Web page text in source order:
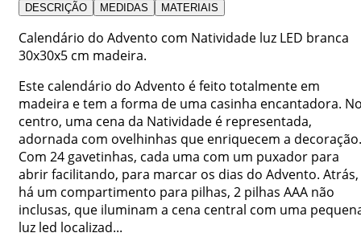
DESCRIÇÃO MEDIDAS MATERIAIS
Calendário do Advento com Natividade luz LED branca
30x30x5 cm madeira.
Este calendário do Advento é feito totalmente em
madeira e tem a forma de uma casinha encantadora.
centro, uma cena da Natividade é representada,
adornada com ovelhinhas que enriquecem a decoração.
Com 24 gavetinhas, cada uma com um puxador para
abrir facilitando, para marcar os dias do Advento. Atrás,
há um compartimento para pilhas, 2 pilhas AAA não
inclusas, que iluminam a cena central com uma
luz led localizad...